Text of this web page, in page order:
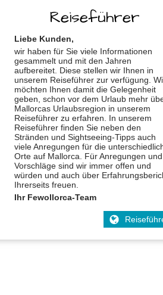
Reiseführer
Liebe Kunden,
wir haben für Sie viele Informationen
gesammelt und mit den Jahren
aufbereitet. Diese stellen wir Ihnen in
unserem Reiseführer zur verfügung.
möchten Ihnen damit die Gelegenheit
geben, schon vor dem Urlaub mehr
Mallorcas Urlaubsregion in unserem
Reiseführer zu erfahren. In unserem
Reiseführer finden Sie neben den
Stränden und Sightseeing-Tipps auch
viele Anregungen für die
Orte auf Mallorca. Für Anregungen und
Vorschläge sind wir immer offen und
würden und auch über
Ihrerseits freuen.
Ihr Fewollorca-Team